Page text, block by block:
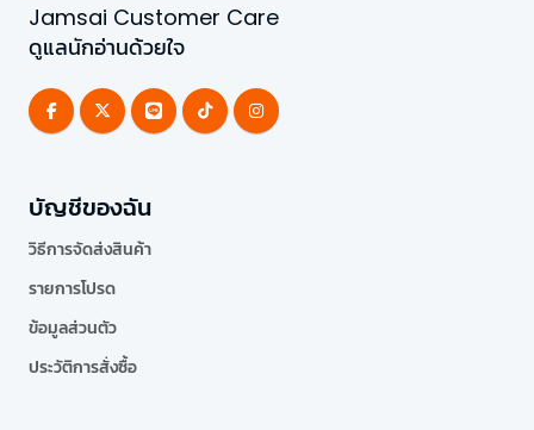
Jamsai Customer Care
ดูแลนักอ่านด้วยใจ
บัญชีของฉัน
วิธีการจัดส่งสินค้า
รายการโปรด
ข้อมูลส่วนตัว
ประวัติการสั่งซื้อ